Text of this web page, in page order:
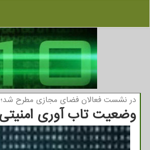
در نشست فعالان فضای مجازی مطرح شد؛
وضعیت تاب آوری